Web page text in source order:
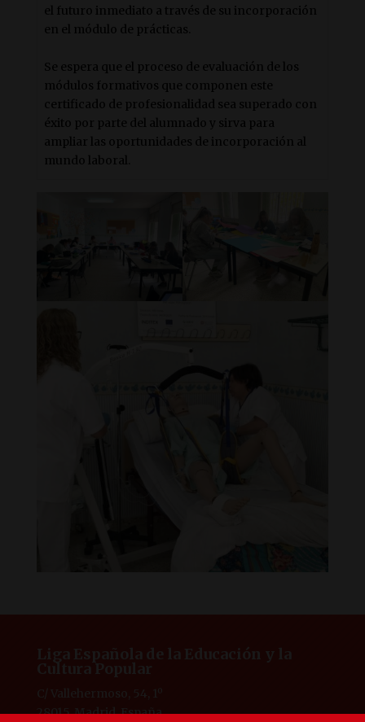
el futuro inmediato a través de su incorporación
en el módulo de prácticas.
Se espera que el proceso de evaluación de los
módulos formativos que componen este
certificado de profesionalidad sea superado con
éxito por parte del alumnado y sirva para
ampliar las oportunidades de incorporación al
mundo laboral.
28015, Madrid, España